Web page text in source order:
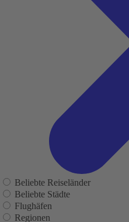
Beliebte Reiseländer
Beliebte Städte
Flughäfen
Regionen